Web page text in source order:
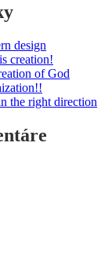
design
creation!
of God
the right direction